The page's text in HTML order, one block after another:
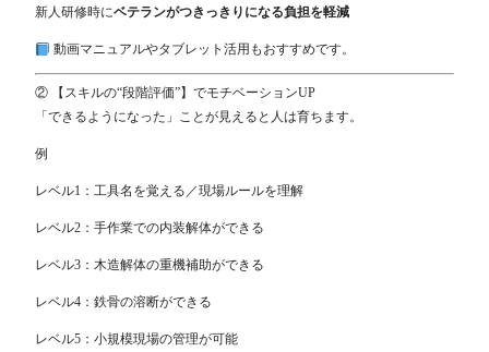
新人研修時にベテランがつきっきりになる負担を軽減
動画マニュアルやタブレット活用もおすすめです。
② 【スキルの“段階評価”】でモチベーションUP
「できるようになった」ことが見えると人は育ちます。
例
レベル1：工具名を覚える／現場ルールを理解
レベル2：手作業での内装解体ができる
レベル3：木造解体の重機補助ができる
レベル4：鉄骨の溶断ができる
レベル5：小規模現場の管理が可能